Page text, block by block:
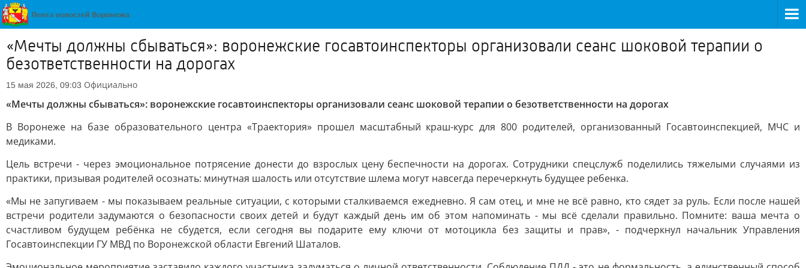
«Мечты должны сбываться»: воронежские госавтоинспекторы организовали сеанс шоковой терапии о
безответственности на дорогах
15 мая 2026, 09:03 Официально
«Мечты должны сбываться»: воронежские госавтоинспекторы организовали сеанс шоковой терапии о безответственности на дорогах
В Воронеже на базе образовательного центра «Траектория» прошел масштабный краш-курс для 800 родителей, организованный Госавтоинспекцией, МЧС и
медиками.
Цель встречи - через эмоциональное потрясение донести до взрослых цену беспечности на дорогах. Сотрудники спецслужб поделились тяжелыми случаями из
практики, призывая родителей осознать: минутная шалость или отсутствие шлема могут навсегда перечеркнуть будущее ребенка.
«Мы не запугиваем - мы показываем реальные ситуации, с которыми сталкиваемся ежедневно. Я сам отец, и мне не всё равно, кто сядет за руль. Если после нашей
встречи родители задумаются о безопасности своих детей и будут каждый день им об этом напоминать - мы всё сделали правильно. Помните: ваша мечта о
счастливом будущем ребёнка не сбудется, если сегодня вы подарите ему ключи от мотоцикла без защиты и прав», - подчеркнул начальник Управления
Госавтоинспекции ГУ МВД по Воронежской области Евгений Шаталов.